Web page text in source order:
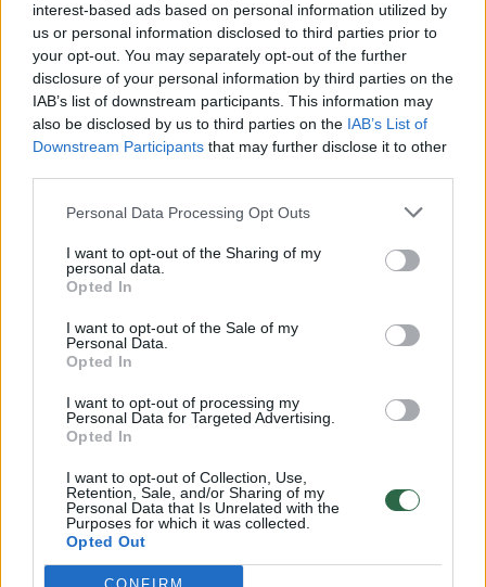
interest-based ads based on personal information utilized by
us or personal information disclosed to third parties prior to
your opt-out. You may separately opt-out of the further
disclosure of your personal information by third parties on the
IAB’s list of downstream participants. This information may
also be disclosed by us to third parties on the IAB’s List of
Downstream Participants that may further disclose it to other
Personal Data Processing Opt Outs
I want to opt-out of the Sharing of my
personal data.
Opted In
I want to opt-out of the Sale of my
Personal Data.
Opted In
I want to opt-out of processing my
Personal Data for Targeted Advertising.
Opted In
I want to opt-out of Collection, Use,
Retention, Sale, and/or Sharing of my
Personal Data that Is Unrelated with the
Purposes for which it was collected.
Opted Out
CONFIRM
Žinios | Pasaulis
00:00:57
Buvusiam Ukrainos prorusiškų separatistų vadui I.
Girkinui – 4 metai kalėjimo už ekstremizmo raginimą
Žinios | Pasaulis
00:01:09
Prancūzijoje egzekuciją mokytojui įvykdę paaugliai
išgirdo teismo verdiktus: kalėjimo visi išvengė
Žinios | Pasaulis
V. Čmilytė-Nielsen nesmerkia Liberalų sąjūdžio: partija
Žinios | Kriminalai
00:02:47
Rekordinį kyšį paėmęs V. Šiliauskas kalėjimo išvengė –
teismas skyrė baudą
Žinios | Lietuvos diena